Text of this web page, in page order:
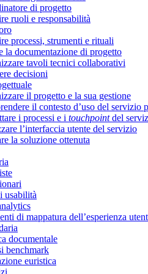
di progetto
ruoli e responsabilità
processi, strumenti e rituali
la documentazione di progetto
tavoli tecnici collaborativi
decisioni
il progetto e la sua gestione
il contesto d’uso del servizio
i processi e i touchpointdel
l’interfaccia utente del servizio
la soluzione ottenuta
usabilità
di mappatura dell’esperienza
documentale
benchmark
euristica